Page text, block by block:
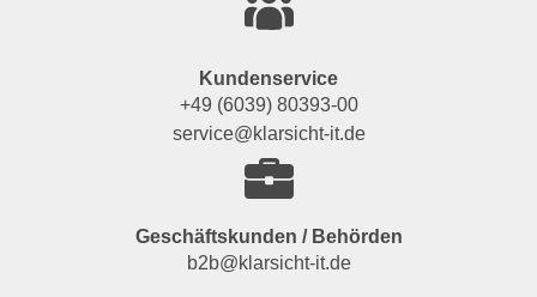
Kundenservice
+49 (6039) 80393-00
service@klarsicht-it.de
Geschäftskunden / Behörden
b2b@klarsicht-it.de